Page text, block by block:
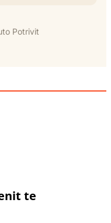
Potrivit
te